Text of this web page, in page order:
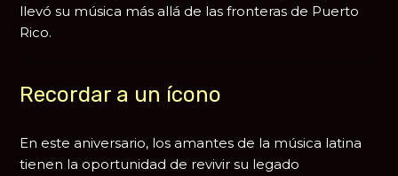
llevó su música más allá de las fronteras de Puerto
Rico.
Recordar a un ícono
En este aniversario, los amantes de la música latina
tienen la oportunidad de revivir su legado